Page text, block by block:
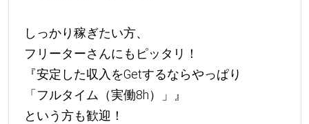
しっかり稼ぎたい方、
フリーターさんにもピッタリ！
『安定した収入をGetするならやっぱり
「フルタイム（実働8h）」』
という方も歓迎！